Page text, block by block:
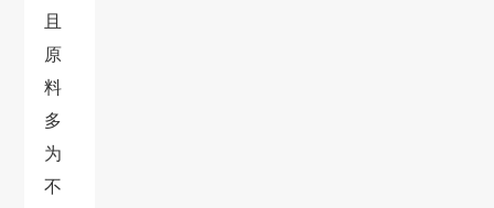
且
原
料
多
为
不